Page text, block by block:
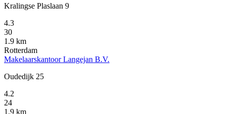
Kralingse Plaslaan 9
4.3
30
1.9 km
Rotterdam
Makelaarskantoor Langejan B.V.
Oudedijk 25
4.2
24
1.9 km